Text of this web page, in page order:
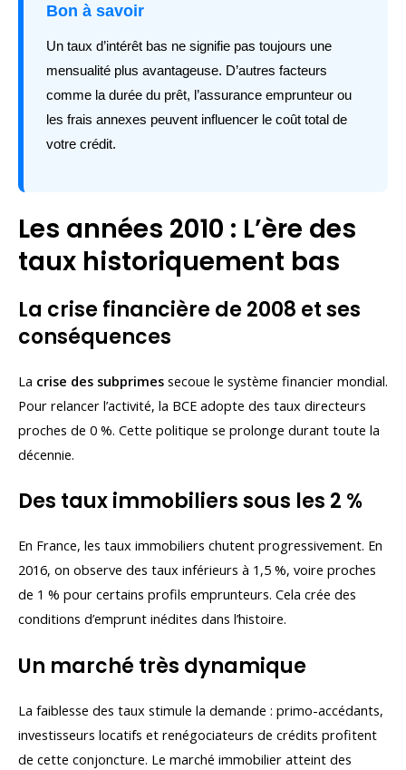
Bon à savoir
Un taux d’intérêt bas ne signifie pas toujours une
mensualité plus avantageuse. D’autres facteurs
comme la durée du prêt, l’assurance emprunteur ou
les frais annexes peuvent influencer le coût total de
votre crédit.
Les années 2010 : L’ère des
taux historiquement bas
La crise financière de 2008 et ses
conséquences
La crise des subprimes secoue le système financier mondial.
Pour relancer l’activité, la BCE adopte des taux directeurs
proches de 0 %. Cette politique se prolonge durant toute la
décennie.
Des taux immobiliers sous les 2 %
En France, les taux immobiliers chutent progressivement. En
2016, on observe des taux inférieurs à 1,5 %, voire proches
de 1 % pour certains profils emprunteurs. Cela crée des
conditions d’emprunt inédites dans l’histoire.
Un marché très dynamique
La faiblesse des taux stimule la demande : primo-accédants,
investisseurs locatifs et renégociateurs de crédits profitent
de cette conjoncture. Le marché immobilier atteint des